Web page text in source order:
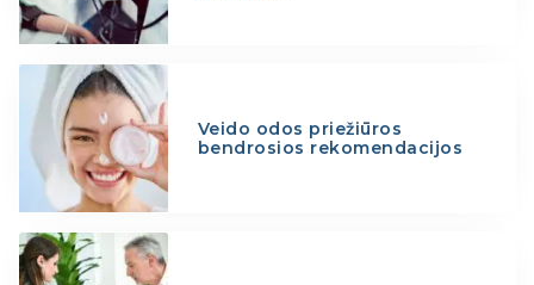
Veido odos priežiūros
bendrosios rekomendacijos